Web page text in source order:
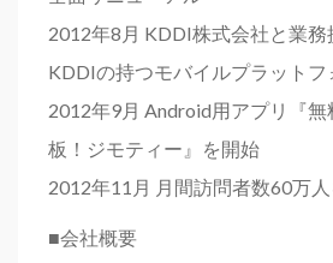
2012年8月 KDDI株式会社と業務
KDDIの持つモバイルプラットフ
2012年9月 Android用アプリ『
板！ジモティー』を開始
2012年11月 月間訪問者数60万
■会社概要